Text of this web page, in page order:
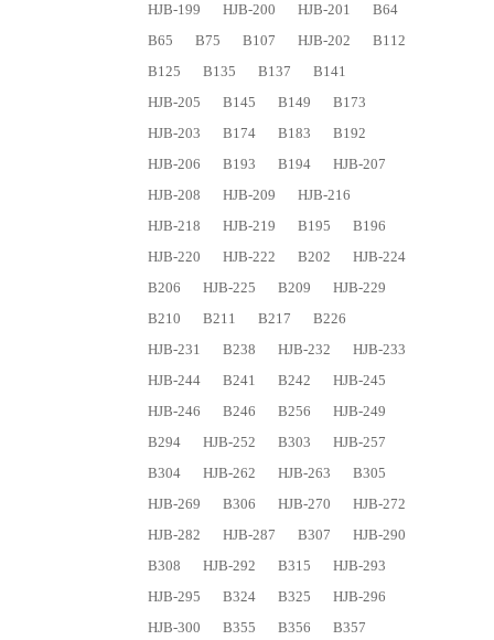
HJB-199
HJB-200 HJB-201
B64
B65
B75 B107 HJB-202
B112
B125
B135 B137
B141
HJB-205
B145 B149
B173
HJB-203
B174 B183
B192
HJB-206
B193 B194
HJB-207
HJB-208
HJB-209
HJB-216
HJB-218
HJB-219 B195
B196
HJB-220
HJB-222 B202
HJB-224
B206
HJB-225 B209
HJB-229
B210
B211 B217
B226
HJB-231
B238 HJB-232
HJB-233
HJB-244
B241 B242
HJB-245
HJB-246
B246 B256
HJB-249
B294
HJB-252 B303
HJB-257
B304
HJB-262 HJB-263
B305
HJB-269
B306 HJB-270
HJB-272
HJB-282
HJB-287 B307
HJB-290
B308
HJB-292 B315
HJB-293
HJB-295
B324 B325
HJB-296
HJB-300
B355 B356
B357